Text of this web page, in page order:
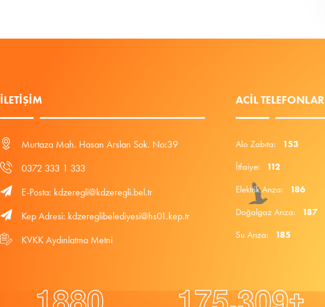
İLETIŞIM
Murtaza Mah. Hasan Arslan Sok. No:39
0372 333 1 333
E-Posta: kdzeregli@kdzeregli.bel.tr
Kep Adresi: kdzereglibelediyesi@hs01.kep.tr
KVKK Aydınlatma Metni
ACIL TELEFONLAR
Alo Zabıta: 153
İtfaiye: 112
Elektrik Arıza: 186
Doğalgaz Arıza: 187
Su Arıza: 185
.